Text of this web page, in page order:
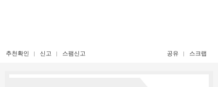
추천확인 신고 스팸신고 공유 스크랩